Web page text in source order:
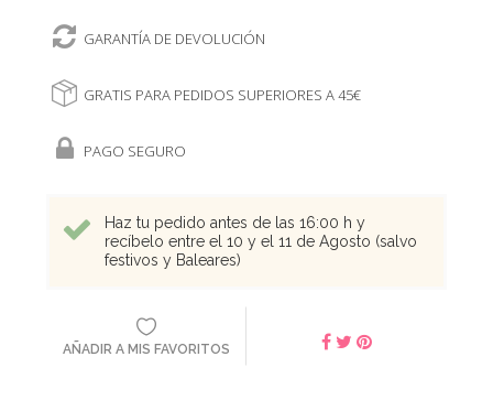
GARANTÍA DE DEVOLUCIÓN
GRATIS PARA PEDIDOS SUPERIORES A 45€
PAGO SEGURO
Haz tu pedido antes de las 16:00 h y
recíbelo entre el 10 y el 11 de Agosto (salvo
festivos y Baleares)
AÑADIR A MIS FAVORITOS